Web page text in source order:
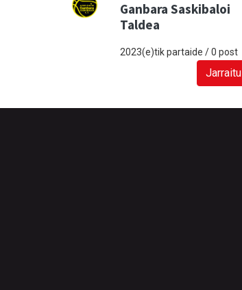
Ganbara Saskibaloi
Taldea
2023(e)tik partaide / 0 post
Jarraitu